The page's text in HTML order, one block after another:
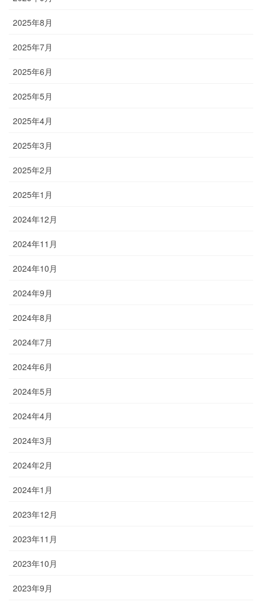
2025年8月
2025年7月
2025年6月
2025年5月
2025年4月
2025年3月
2025年2月
2025年1月
2024年12月
2024年11月
2024年10月
2024年9月
2024年8月
2024年7月
2024年6月
2024年5月
2024年4月
2024年3月
2024年2月
2024年1月
2023年12月
2023年11月
2023年10月
2023年9月